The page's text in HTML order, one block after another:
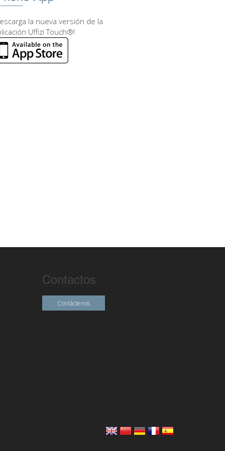
la nueva versión de la
Uffizi Touch®!
Contactos
Contáctenos